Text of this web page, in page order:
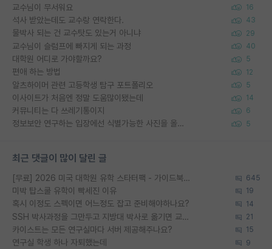
교수님이 무서워요 16
석사 받았는데도 교수랑 연락한다. 43
물박사 되는 건 교수탓도 있는거 아니냐 29
교수님이 슬럼프에 빠지게 되는 과정 40
대학원 어디로 가야할까요? 5
편애 하는 방법 12
알츠하이머 관련 고등학생 탐구 포트폴리오 5
이사이트가 처음엔 정말 도움많이됐는데 14
커뮤니티는 다 쓰레기통이지 6
정보보안 연구하는 입장에선 식별가능한 사진을 올리는건 비추이긴함 5
최근 댓글이 많이 달린 글
[무료] 2026 미국 대학원 유학 스타터팩 - 가이드북 & 합격자 컨택메일 템플릿 645
미박 탑스쿨 유학이 빡세진 이유 19
혹시 이정도 스펙이면 어느정도 잡고 준비해야하나요? 14
SSH 박사과정을 그만두고 지방대 박사로 옮기면 교수의 꿈은 끝일까요? 21
카이스트는 모든 연구실마다 서버 제공해주나요? 15
연구실 학생 하나 자퇴했는데 9